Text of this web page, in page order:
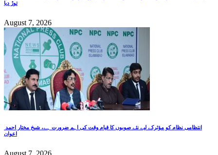
توڑ دیا
August 7, 2026
اعوان
August 7, 2026